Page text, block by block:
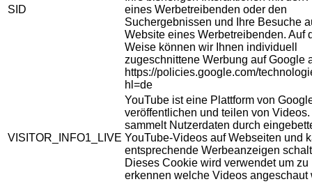
SID
eines Werbetreibenden oder den
Suchergebnissen und Ihre Besuche
Website eines Werbetreibenden. Auf
Weise können wir Ihnen individuell
zugeschnittene Werbung auf Google
https://policies.google.com/
hl=de
VISITOR_INFO1_LIVE
YouTube ist eine Plattform von
veröffentlichen und teilen von
sammelt Nutzerdaten durch
YouTube-Videos auf Webseiten und
entsprechende Werbeanzeigen
Dieses Cookie wird verwendet um zu
erkennen welche Videos angeschaut